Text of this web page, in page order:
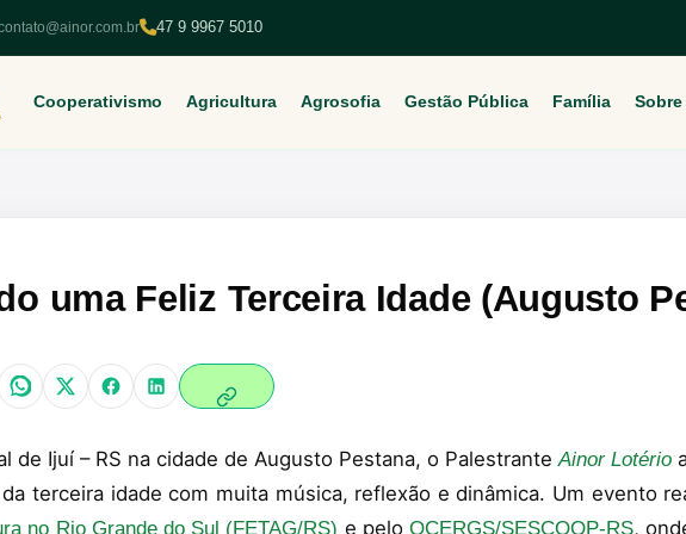
47 9 9967 5010
Cooperativismo Agricultura Agrosofia Gestão Pública Família
uma Feliz Terceira Idade (Augusto
de Ijuí – RS na cidade de Augusto Pestana, o PalestranteAinor Lotério
terceira idade com muita música, reflexão e dinâmica. Um evento
no Rio Grande do Sul (FETAG/RS) e peloOCERGS/SESCOOP-RS,